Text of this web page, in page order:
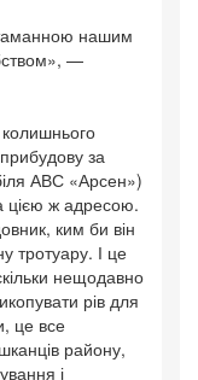
нашим
—
за
АВС «Арсен»)
цією ж адресою.
ким би він
тротуару. І це
нещодавно
рів для
це все
району,
і